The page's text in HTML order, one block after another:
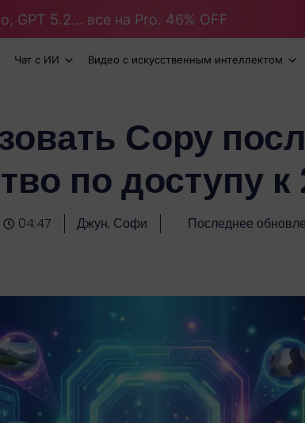
GPT 5.2... все на Pro. 46% OFF
Чат с ИИ Видео с искусственным интеллектом
Сору
по доступу
04:47 Джун, Софи Последнее